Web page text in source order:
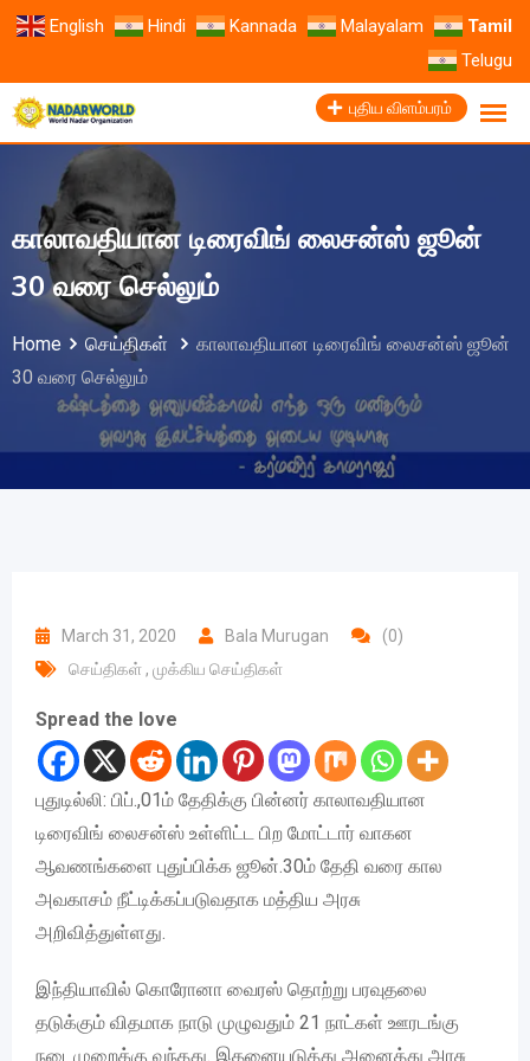
English Hindi Kannada Malayalam
Tamil
Telugu
புதிய விளம்பரம்
காலாவதியான டிரைவிங் லைசன்ஸ் ஜூன்
30 வரை செல்லும்
Home செய்திகள்
காலாவதியான டிரைவிங் லைசன்ஸ் ஜூன்
30 வரை செல்லும்
March 31, 2020 Bala Murugan
(0)
செய்திகள் , முக்கிய செய்திகள்
Spread the love
புதுடில்லி: பிப்.,01ம் தேதிக்கு பின்னர் காலாவதியான
டிரைவிங் லைசன்ஸ் உள்ளிட்ட பிற மோட்டார் வாகன
ஆவணங்களை புதுப்பிக்க ஜூன்.30ம் தேதி வரை கால
அவகாசம் நீட்டிக்கப்படுவதாக மத்திய அரசு
அறிவித்துள்ளது.
இந்தியாவில் கொரோனா வைரஸ் தொற்று பரவுதலை
தடுக்கும் விதமாக நாடு முழுவதும் 21 நாட்கள் ஊரடங்கு
நடைமுறைக்கு வந்தது. இதனையடுத்து அனைத்து அரசு